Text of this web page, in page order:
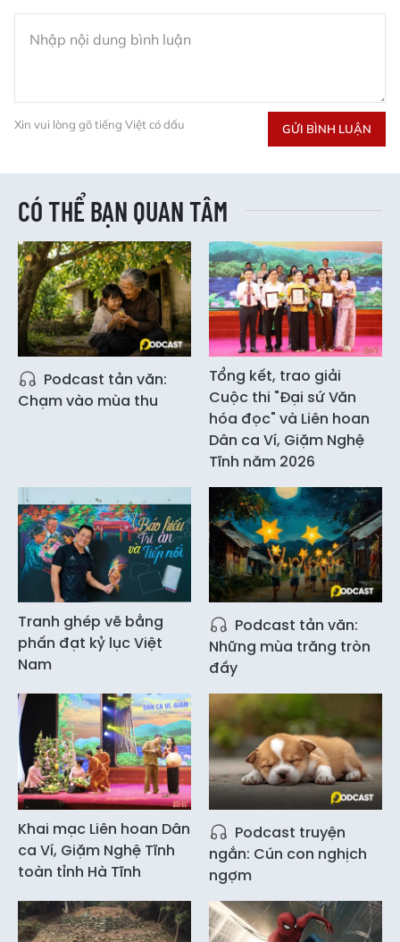
Xin vui lòng gõ tiếng Việt có dấu GỬI BÌNH LUẬN
CÓ THỂ BẠN QUAN TÂM
Podcast tản văn:
Chạm vào mùa thu
Tổng kết, trao giải
Cuộc thi "Đại sứ Văn
hóa đọc" và Liên hoan
Dân ca Ví, Giặm Nghệ
Tĩnh năm 2026
Tranh ghép vẽ bằng
phấn đạt kỷ lục Việt
Nam
Podcast tản văn:
Những mùa trăng tròn
đầy
Khai mạc Liên hoan Dân
ca Ví, Giặm Nghệ Tĩnh
toàn tỉnh Hà Tĩnh
Podcast truyện
ngắn: Cún con nghịch
ngợm